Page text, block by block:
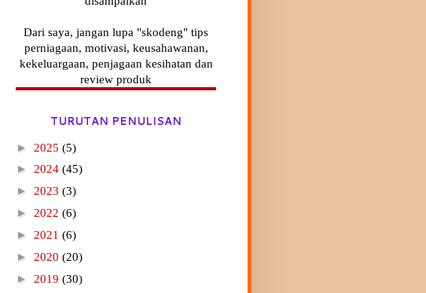
Dari saya, jangan lupa "skodeng" tips
perniagaan, motivasi, keusahawanan,
kekeluargaan, penjagaan kesihatan dan
review produk
TURUTAN PENULISAN
► 2025 (5)
► 2024 (45)
► 2023 (3)
► 2022 (6)
► 2021 (6)
► 2020 (20)
► 2019 (30)